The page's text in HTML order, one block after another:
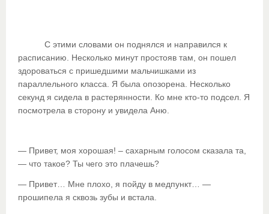
С этими словами он поднялся и направился к
расписанию. Несколько минут простояв там, он пошел
здороваться с пришедшими мальчишками из
параллельного класса. Я была опозорена. Несколько
секунд я сидела в растерянности. Ко мне кто-то подсел. Я
посмотрела в сторону и увидела Аню.
— Привет, моя хорошая! – сахарным голосом сказала та,
— что такое? Ты чего это плачешь?
— Привет… Мне плохо, я пойду в медпункт… —
прошипела я сквозь зубы и встала.